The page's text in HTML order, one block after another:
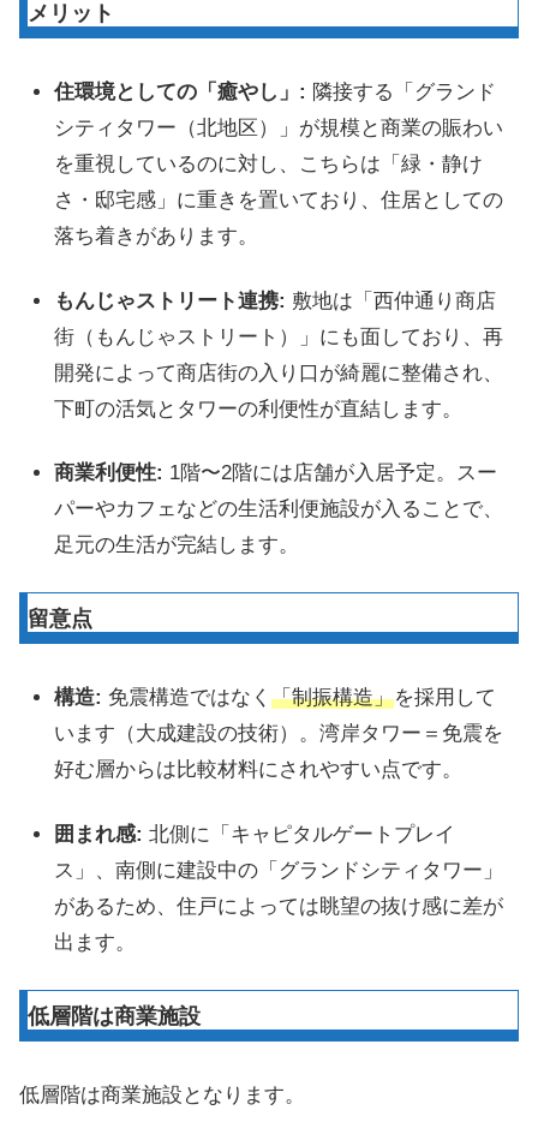
メリット
住環境としての「癒やし」: 隣接する「グランド
シティタワー（北地区）」が規模と商業の賑わい
を重視しているのに対し、こちらは「緑・静け
さ・邸宅感」に重きを置いており、住居としての
落ち着きがあります。
もんじゃストリート連携: 敷地は「西仲通り商店
街（もんじゃストリート）」にも面しており、再
開発によって商店街の入り口が綺麗に整備され、
下町の活気とタワーの利便性が直結します。
商業利便性: 1階〜2階には店舗が入居予定。スー
パーやカフェなどの生活利便施設が入ることで、
足元の生活が完結します。
留意点
構造: 免震構造ではなく「制振構造」を採用して
います（大成建設の技術）。湾岸タワー＝免震を
好む層からは比較材料にされやすい点です。
囲まれ感: 北側に「キャピタルゲートプレイ
ス」、南側に建設中の「グランドシティタワー」
があるため、住戸によっては眺望の抜け感に差が
出ます。
低層階は商業施設
低層階は商業施設となります。